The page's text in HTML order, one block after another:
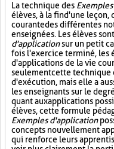
La technique des
élèves, à la fin d'une leçon,
courante des différentes
enseignées. Les élèves
d'applicationsur un petit
fois l'exercice terminé, les
d'applications de la vie
seulement cette technique
d'exécution, mais elle a
les enseignants sur le
quant aux applications
élèves, cette formule
Exemples d'application
concepts nouvellement
qui renforce leurs